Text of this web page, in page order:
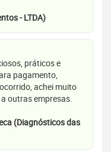
- LTDA)
práticos e
pagamento,
achei muito
outras empresas.
(Diagnósticos das